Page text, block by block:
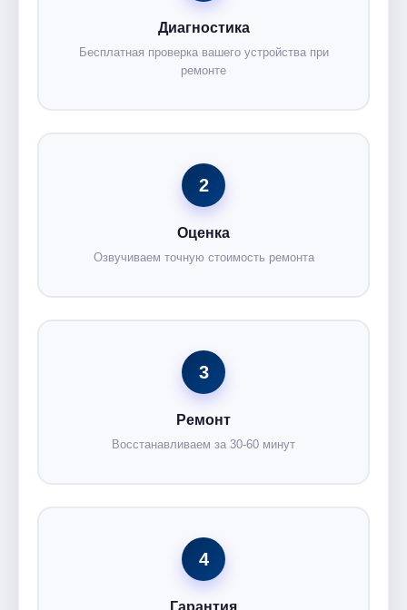
Диагностика
Бесплатная проверка вашего устройства при
ремонте
2
Оценка
Озвучиваем точную стоимость ремонта
3
Ремонт
Восстанавливаем за 30-60 минут
4